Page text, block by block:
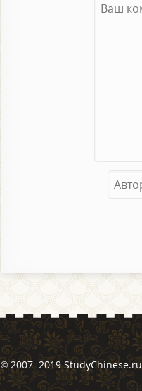
© 2007–2019 StudyChinese.ru